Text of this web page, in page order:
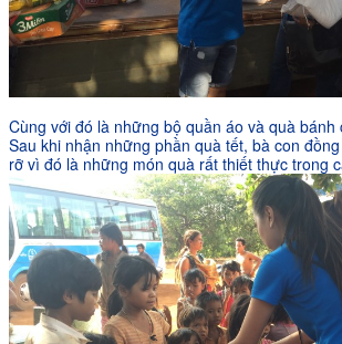
Cùng với đó là những bộ quần áo và quà bánh
Sau khi nhận những phần quà tết, bà con
rỡ vì đó là những món quà rất thiết thực trong